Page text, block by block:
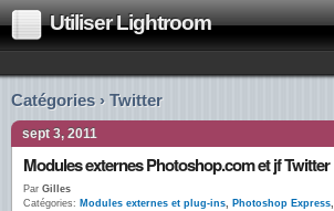
Utiliser Lightroom
Catégories › Twitter
sept 3, 2011
Modules externes Photoshop.com et jf Twitter
Par Gilles
Catégories: Modules externes et plug-ins, Photoshop Express,